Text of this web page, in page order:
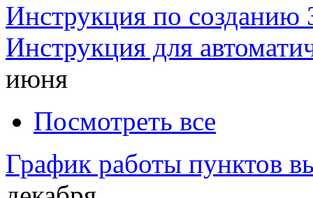
Инструкция по созданию
Инструкция для
июня
Посмотреть все
График работы пунктов